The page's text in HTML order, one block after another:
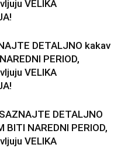
VELIKA
DETALJNO kakav
PERIOD,
VELIKA
DETALJNO
BITI NAREDNI PERIOD,
VELIKA